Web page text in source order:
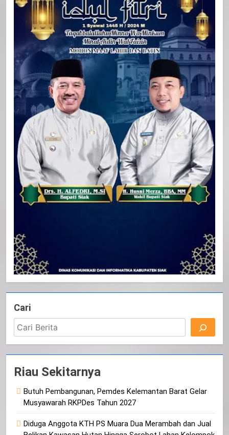
Cari
Riau Sekitarnya
Butuh Pembangunan, Pemdes Kelemantan Barat Gelar
Musyawarah RKPDes Tahun 2027
Diduga Anggota KTH PS Muara Dua Merambah dan Jual